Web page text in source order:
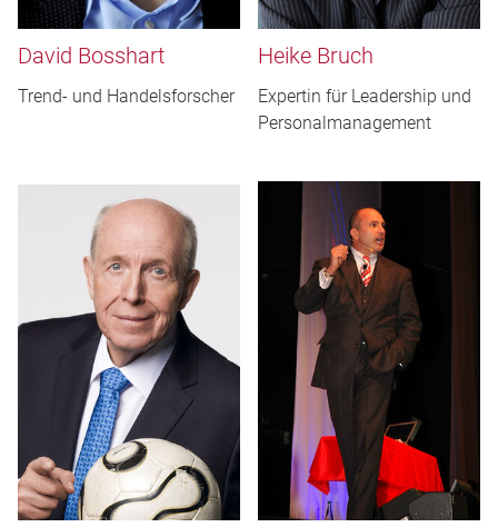
David Bosshart
Trend- und Handelsforscher
Heike Bruch
Expertin für Leadership und
Personalmanagement